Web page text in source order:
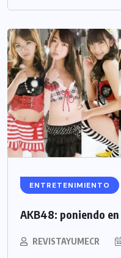
ENTRETENIMIENTO
AKB48: poniendo
REVISTAYUMECR